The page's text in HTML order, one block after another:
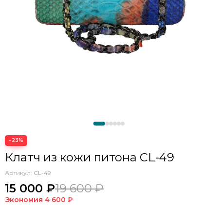
−23%
Клатч из кожи питона CL-49
Артикул: CL-49
15 000 ₽19 600 ₽
Экономия 4 600 ₽